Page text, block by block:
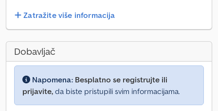
Zatražite više informacija
Dobavljač
Napomena: Besplatno se registrujte ili
prijavite, da biste pristupili svim informacijama.